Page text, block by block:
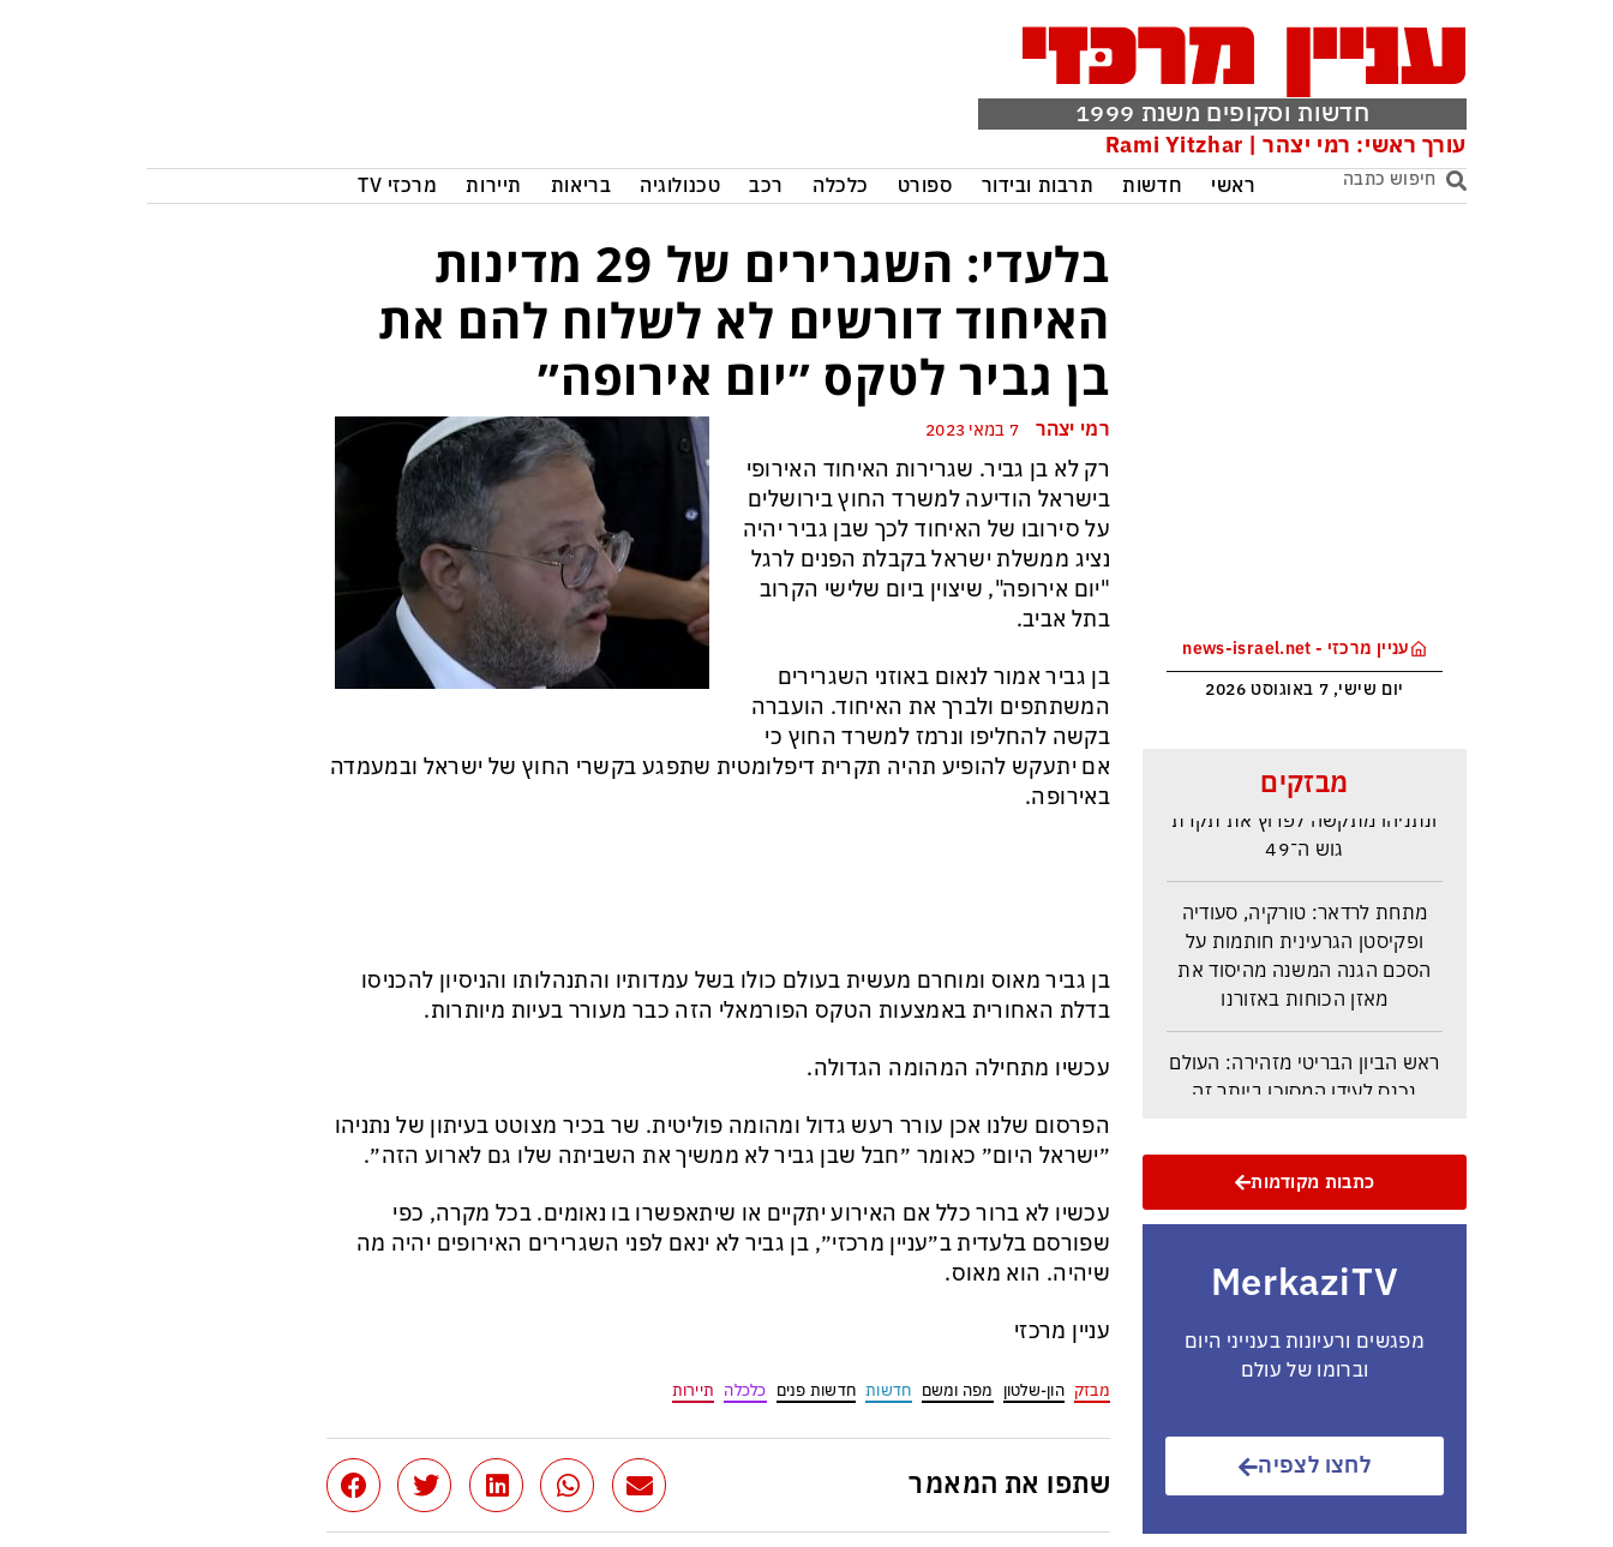
חדשות וסקופים משנת 1999
עורך ראשי: רמי יצהר | Rami Yitzhar
ראשי חדשות תרבות ובידור ספורט כלכלה רכב טכנולוגיה בריאות תיירות מרכזי TV
עניין מרכזי - news-israel.net
יום שישי, 7 באוגוסט 2026
מבזקים
איזנקוט מתבסס במקום הראשון –
גוש ה־49
מתחת לרדאר: טורקיה, סעודיה
ופקיסטן הגרעינית חותמות על
הסכם הגנה המשנה מהיסוד את
מאזן הכוחות באזורנו
ראש הביון הבריטי מזהירה: העולם
נכנס לעידן המסוכן ביותר זה
מטען ממולכד בדרום לבנון גבה את
לוחמים נוספים נפצעו קשה
החשיבות מדגישה את התגברות
החוליגניזם הפראי בכדורגל
איראן: יש הסכמות עם עומאן לגבי
אם טראמפ יאשר המלחמה
כתבות מקודמות
MerkaziTV
מפגשים ורעיונות בענייני היום
וברומו של עולם
לחצו לצפיה
בלעדי: השגרירים של 29 מדינות
האיחוד דורשים לא לשלוח להם את
בן גביר לטקס ״יום אירופה״
רמי יצהר
רק לא בן גביר. שגרירות האיחוד האירופי
בישראל הודיעה למשרד החוץ בירושלים
על סירובו של האיחוד לכך שבן גביר יהיה
נציג ממשלת ישראל בקבלת הפנים לרגל
"יום אירופה", שיצוין ביום שלישי הקרוב
בתל אביב.
בן גביר אמור לנאום באוזני השגרירים
המשתתפים ולברך את האיחוד. הועברה
בקשה להחליפו ונרמז למשרד החוץ כי
אם יתעקש להופיע תהיה תקרית דיפלומטית שתפגע בקשרי החוץ של ישראל ובמעמדה
באירופה.
בן גביר מאוס ומוחרם מעשית בעולם כולו בשל עמדותיו והתנהלותו והניסיון להכניסו
בדלת האחורית באמצעות הטקס הפורמאלי הזה כבר מעורר בעיות מיותרות.
עכשיו מתחילה המהומה הגדולה.
הפרסום שלנו אכן עורר רעש גדול ומהומה פוליטית. שר בכיר מצוטט בעיתון של נתניהו
״ישראל היום״ כאומר ״חבל שבן גביר לא ממשיך את השביתה שלו גם לארוע הזה״.
עכשיו לא ברור כלל אם האירוע יתקיים או שיתאפשרו בו נאומים. בכל מקרה, כפי
שפורסם בלעדית ב״עניין מרכזי״, בן גביר לא ינאם לפני השגרירים האירופים יהיה מה
שיהיה. הוא מאוס.
עניין מרכזי
מבזק הון-שלטון מפה ומשם חדשות חדשות פנים כלכלה תיירות
שתפו את המאמר